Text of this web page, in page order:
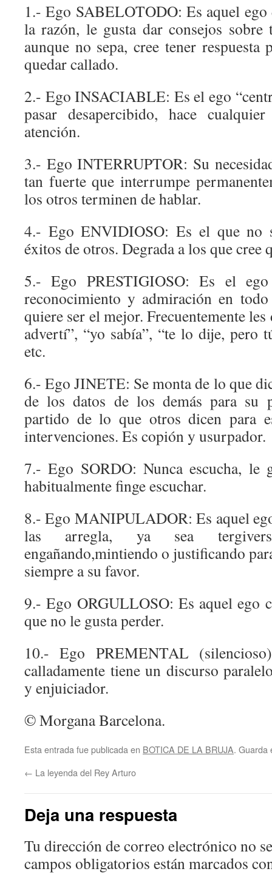
1.- Ego SABELOTODO: Es aquel ego
la razón, le gusta dar consejos sobre
aunque no sepa, cree tener respuesta
quedar callado.
2.- Ego INSACIABLE: Es el ego
pasar desapercibido, hace
atención.
3.- Ego INTERRUPTOR: Su
tan fuerte que interrumpe
los otros terminen de hablar.
4.- Ego ENVIDIOSO: Es el que no
éxitos de otros. Degrada a los que cree
5.- Ego PRESTIGIOSO: Es el ego
reconocimiento y admiración en
quiere ser el mejor. Frecuentemente
advertí”, “yo sabía”, “te lo dije, pero
etc.
6.- Ego JINETE: Se monta de lo que
de los datos de los demás para su
partido de lo que otros dicen para
intervenciones. Es copión y usurpador.
7.- Ego SORDO: Nunca escucha, le
habitualmente finge escuchar.
8.- Ego MANIPULADOR: Es aquel
las arregla, ya sea
engañando,mintiendo o justificando
siempre a su favor.
9.- Ego ORGULLOSO: Es aquel ego
que no le gusta perder.
10.- Ego PREMENTAL
calladamente tiene un discurso
y enjuiciador.
© Morgana Barcelona.
Esta entrada fue publicada en BOTICA DE LA BRUJA. Guarda
← La leyenda del Rey Arturo
Deja una respuesta
Tu dirección de correo electrónico no
campos obligatorios están marcados